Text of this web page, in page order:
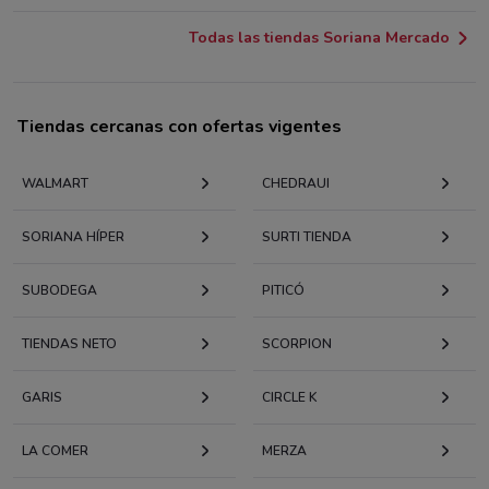
Todas las tiendas Soriana Mercado
Tiendas cercanas con ofertas vigentes
WALMART CHEDRAUI
SORIANA HÍPER SURTI TIENDA
SUBODEGA PITICÓ
TIENDAS NETO SCORPION
GARIS CIRCLE K
LA COMER MERZA